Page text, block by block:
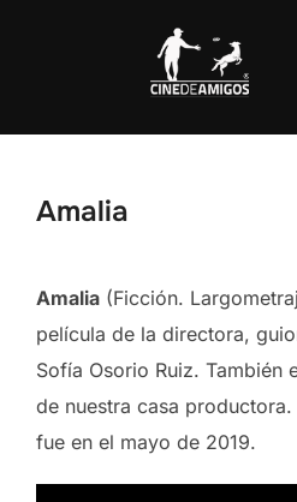
Amalia
Amalia (Ficción.
película de la directora,
Sofía Osorio Ruiz. También
de nuestra casa
fue en el mayo de 2019.